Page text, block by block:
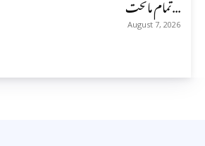
August 7, 2026